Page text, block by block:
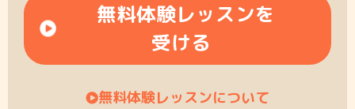
無料体験レッスンを
受ける
無料体験レッスンについて